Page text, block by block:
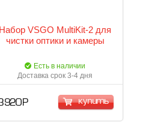
Набор VSGO MultiKit-2 для
чистки оптики и камеры
Есть в наличии
Доставка срок 3-4 дня
920 Р купить